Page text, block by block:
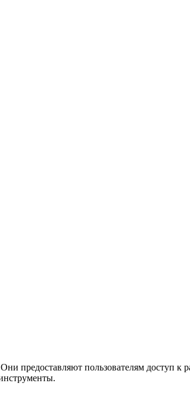
предоставляют пользователям доступ к